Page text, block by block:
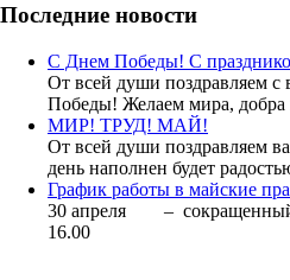
Последние новости
С Днем Победы! С
От всей души поздравляем
Победы! Желаем мира, добра
МИР! ТРУД! МАЙ!
От всей души поздравляем
день наполнен будет
График работы в майские
30 апреля –
16.00